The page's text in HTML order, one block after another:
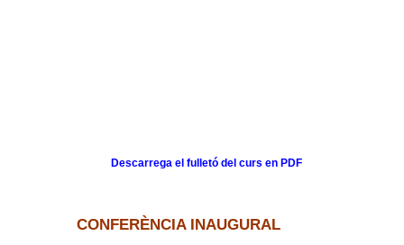
Descarrega el fulletó del curs en PDF
CONFERÈNCIA INAUGURAL